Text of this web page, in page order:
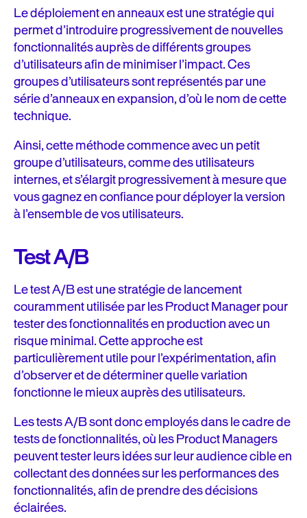
Le déploiement en anneaux est une stratégie qui
permet d’introduire progressivement de nouvelles
fonctionnalités auprès de différents groupes
d’utilisateurs afin de minimiser l’impact. Ces
groupes d’utilisateurs sont représentés par une
série d’anneaux en expansion, d’où le nom de cette
technique.
Ainsi, cette méthode commence avec un petit
groupe d’utilisateurs, comme des utilisateurs
internes, et s’élargit progressivement à mesure que
vous gagnez en confiance pour déployer la version
à l’ensemble de vos utilisateurs.
Test A/B
Le test A/B est une stratégie de lancement
couramment utilisée par les Product Manager pour
tester des fonctionnalités en production avec un
risque minimal. Cette approche est
particulièrement utile pour l’expérimentation, afin
d’observer et de déterminer quelle variation
fonctionne le mieux auprès des utilisateurs.
Les tests A/B sont donc employés dans le cadre de
tests de fonctionnalités, où les Product Managers
peuvent tester leurs idées sur leur audience cible en
collectant des données sur les performances des
fonctionnalités, afin de prendre des décisions
éclairées.